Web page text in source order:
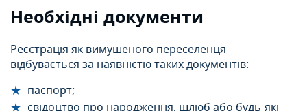
Необхідні документи
Реєстрація як вимушеного переселенця
відбувається за наявністю таких документів:
паспорт;
свідоцтво про народження, шлюб або будь-які